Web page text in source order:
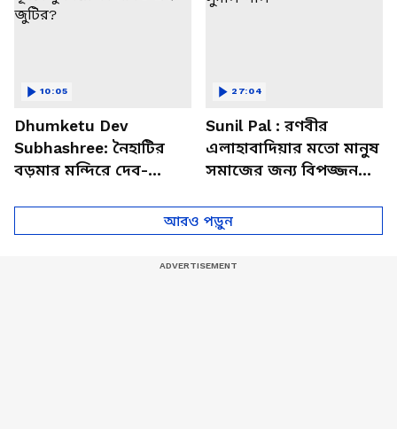
Dhumketu Dev
Subhashree: নৈহাটির
বড়মার মন্দিরে দেব-
10:05
Sunil Pal : রণবীর
এলাহাবাদিয়ার মতো মানুষ
সমাজের জন্য বিপজ্জনক :
27:04
আরও পড়ুন